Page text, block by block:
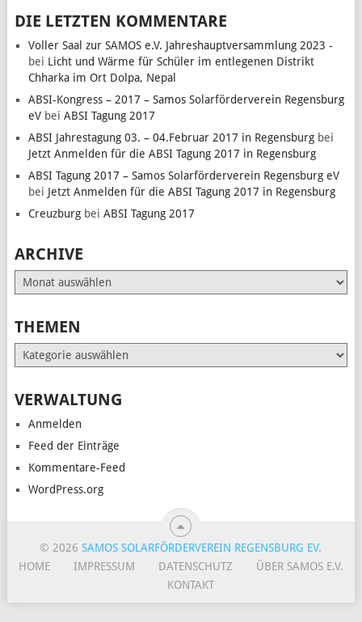
DIE LETZTEN KOMMENTARE
Voller Saal zur SAMOS e.V. Jahreshauptversammlung 2023 -
bei Licht und Wärme für Schüler im entlegenen Distrikt
Chharka im Ort Dolpa, Nepal
ABSI-Kongress – 2017 – Samos Solarförderverein Regensburg
eVbei ABSI Tagung 2017
ABSI Jahrestagung 03. – 04.Februar 2017 in Regensburgbei
Jetzt Anmelden für die ABSI Tagung 2017 in Regensburg
ABSI Tagung 2017 – Samos Solarförderverein Regensburg eV
bei Jetzt Anmelden für die ABSI Tagung 2017 in Regensburg
Creuzburgbei ABSI Tagung 2017
ARCHIVE
Archive
THEMEN
Themen
VERWALTUNG
Anmelden
Feed der Einträge
Kommentare-Feed
WordPress.org
© 2026SAMOS SOLARFÖRDERVEREIN REGENSBURG EV.
HOME
IMPRESSUM DATENSCHUTZ
ÜBER SAMOS E.V.
KONTAKT